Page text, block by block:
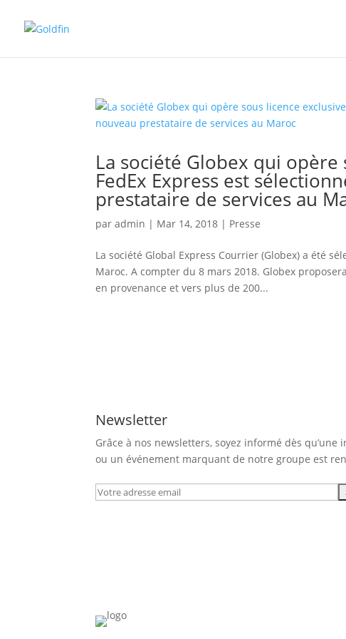
La société Globex qui
FedEx Express est
prestataire de services au
paradmin | Mar 14, 2018 | Presse
La société Global Express Courrier (Globex) a été
Maroc. A compter du 8 mars 2018. Globex
en provenance et vers plus de 200...
Newsletter
Grâce à nos newsletters, soyez informé dès qu’une
ou un événement marquant de notre groupe est